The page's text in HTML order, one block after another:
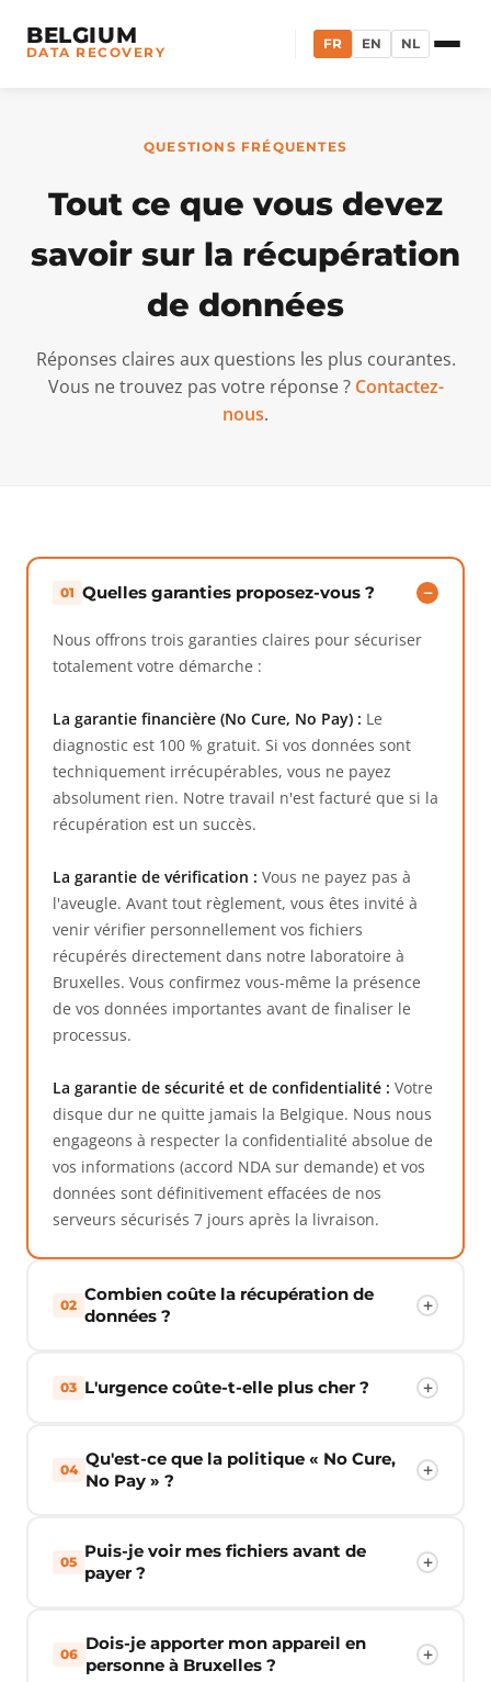
BELGIUM
DATA RECOVERY FR EN NL
QUESTIONS FRÉQUENTES
Tout ce que vous devez
savoir sur la récupération
de données
Réponses claires aux questions les plus courantes.
Vous ne trouvez pas votre réponse ? Contactez-
nous.
Questions fréquentes sur la
01 Quelles garanties proposez-vous ?
Nous offrons trois garanties claires pour sécuriser
totalement votre démarche :
La garantie financière (No Cure, No Pay) : Le
diagnostic est 100 % gratuit. Si vos données sont
techniquement irrécupérables, vous ne payez
absolument rien. Notre travail n'est facturé que si la
récupération est un succès.
La garantie de vérification : Vous ne payez pas à
l'aveugle. Avant tout règlement, vous êtes invité à
venir vérifier personnellement vos fichiers
récupérés directement dans notre laboratoire à
Bruxelles. Vous confirmez vous-même la présence
de vos données importantes avant de finaliser le
processus.
La garantie de sécurité et de confidentialité : Votre
disque dur ne quitte jamais la Belgique. Nous nous
engageons à respecter la confidentialité absolue de
vos informations (accord NDA sur demande) et vos
données sont définitivement effacées de nos
serveurs sécurisés 7 jours après la livraison.
02
Combien coûte la récupération de
données ?
03 L'urgence coûte-t-elle plus cher ?
04
Qu'est-ce que la politique « No Cure,
No Pay » ?
05
Puis-je voir mes fichiers avant de
payer ?
06
Dois-je apporter mon appareil en
personne à Bruxelles ?